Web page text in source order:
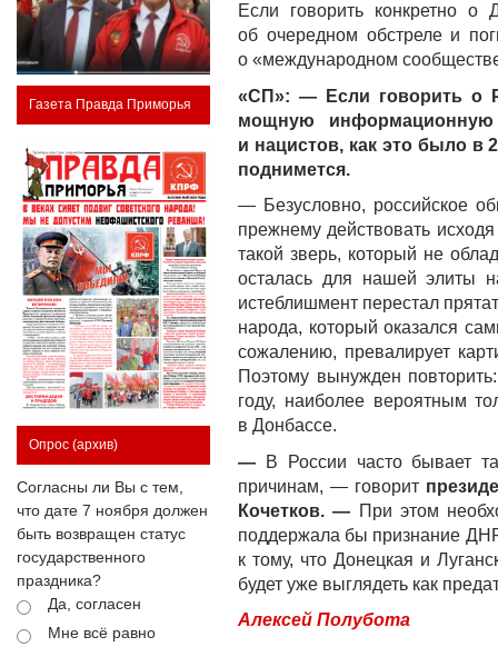
Газета Правда Приморья
Опрос (архив)
Согласны ли Вы с тем,
что дате 7 ноября должен
быть возвращен статус
государственного
праздника?
Да, согласен
Мне всё равно
Если говорить конкретно о
об очередном обстреле и
о «международном
«СП»: — Если говорить о
мощную информационную
и нацистов, как это было в
поднимется.
— Безусловно, российское
прежнему действовать
такой зверь, который не
осталась для нашей элиты
истеблишмент перестал
народа, который оказался
сожалению, превалирует
Поэтому вынужден
году, наиболее вероятным
в Донбассе.
—
В России часто бывает
причинам, — говорит
Кочетков. — При этом
поддержала бы признание
к тому, что Донецкая и
будет уже выглядеть как
Алексей Полубота